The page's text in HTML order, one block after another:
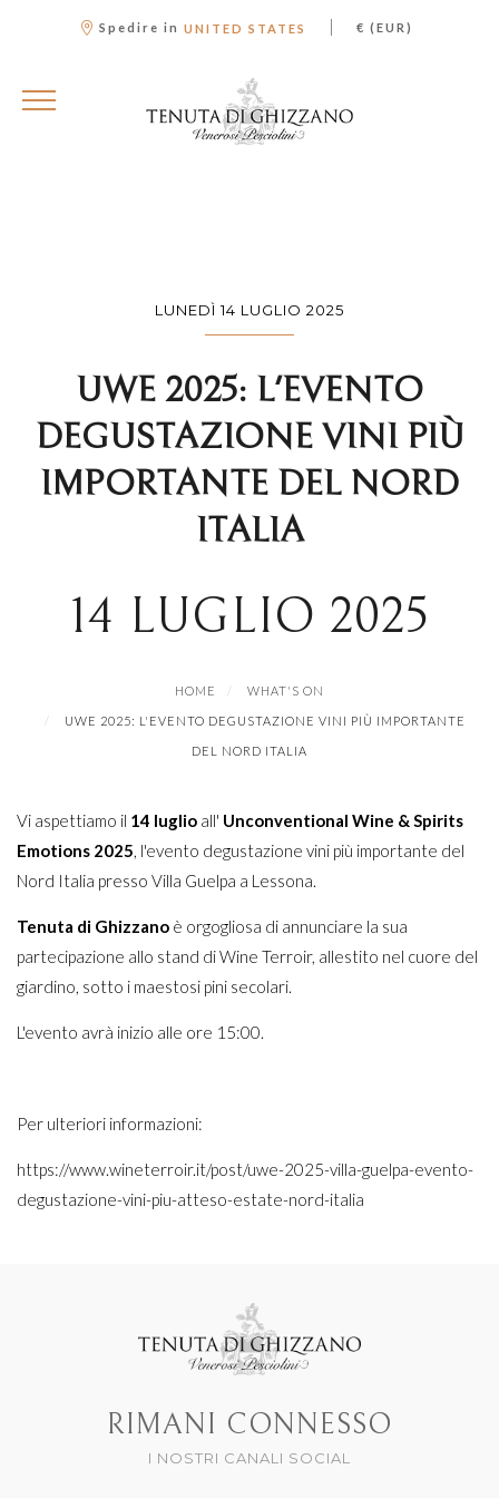
Spedire in UNITED STATES | € (EUR)
LUNEDÌ 14 LUGLIO 2025
UWE 2025: L'EVENTO
DEGUSTAZIONE VINI PIÙ
IMPORTANTE DEL NORD
ITALIA
14 LUGLIO 2025
HOME WHAT'S ON
UWE 2025: L'EVENTO DEGUSTAZIONE VINI PIÙ IMPORTANTE
DEL NORD ITALIA
Vi aspettiamo il 14 luglio all' Unconventional Wine & Spirits
Emotions 2025, l'evento degustazione vini più importante del
Nord Italia presso Villa Guelpa a Lessona.
Tenuta di Ghizzano è orgogliosa di annunciare la sua
partecipazione allo stand di Wine Terroir, allestito nel cuore del
giardino, sotto i maestosi pini secolari.
L'evento avrà inizio alle ore 15:00.
Per ulteriori informazioni:
https://www.wineterroir.it/post/uwe-2025-villa-guelpa-evento-
degustazione-vini-piu-atteso-estate-nord-italia
RIMANI CONNESSO
I NOSTRI CANALI SOCIAL